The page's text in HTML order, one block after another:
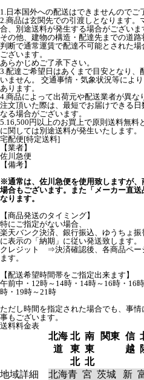
1.日本国外への配送はできませんのでご
2.商品は玄関先での引渡しとなります
合、別途送料が発生する場合がございま
その他、建物の構造・配達先までの道
判断で通常運賃で配達不可能とされた
ございます。
あらかじめご了承下さい。
3.配達ご希望日はあくまで目安となり
いません。 交通事情・気象状況等によ
あります。
4.商品によって出荷元や配送業者が異
注文頂いた際は、最短でお届けできる
なる場合がございます。
5.16,500円以上のお買上で原則送料無料
に関しては別途送料が発生いたします。
宅配便[特定送料]
【業者】
佐川急便
【備考】
※通常は、佐川急便を使用致しますが
場合もございます。また「メーカー直
なります。
【商品発送のタイミング】
特にご指定がない場合、
楽天バンク決済、銀行振込、ゆうちょ
に表示の「納期」に従い発送致します。
クレジット ⇒決済確認後、各商品ペー
ます。
【配送希望時間帯をご指定出来ます】
午前中・12時～14時・14時～16時・16
時・19時～21時
ただし時間を指定された場合でも、事
事もございます。
送料料金表
北海
道
北
東
北
南
東
北
関東 信
越
地域詳細
北海青 宮 茨城
新